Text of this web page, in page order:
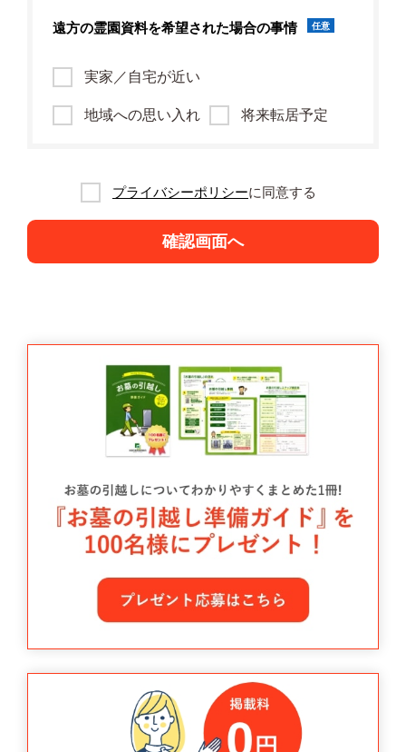
遠方の霊園資料を希望された場合の事情 任意
実家／自宅が近い
地域への思い入れ 将来転居予定
プライバシーポリシーに同意する
確認画面へ